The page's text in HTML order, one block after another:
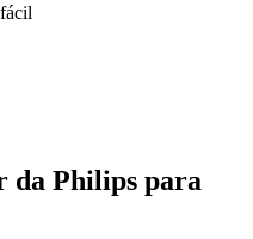
da Philips para